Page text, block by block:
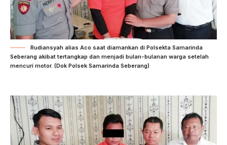
Rudiansyah alias Aco saat diamankan di Polsekta Samarinda
Seberang akibat tertangkap dan menjadi bulan-bulanan warga setelah
mencuri motor. (Dok Polsek Samarinda Seberang)